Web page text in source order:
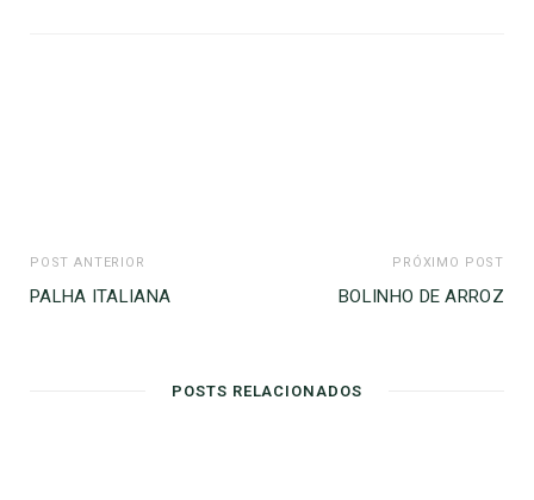
POST ANTERIOR
PALHA ITALIANA
PRÓXIMO POST
BOLINHO DE ARROZ
POSTS RELACIONADOS